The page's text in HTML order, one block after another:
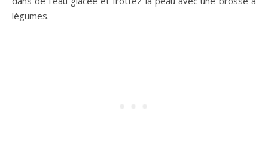
légumes.